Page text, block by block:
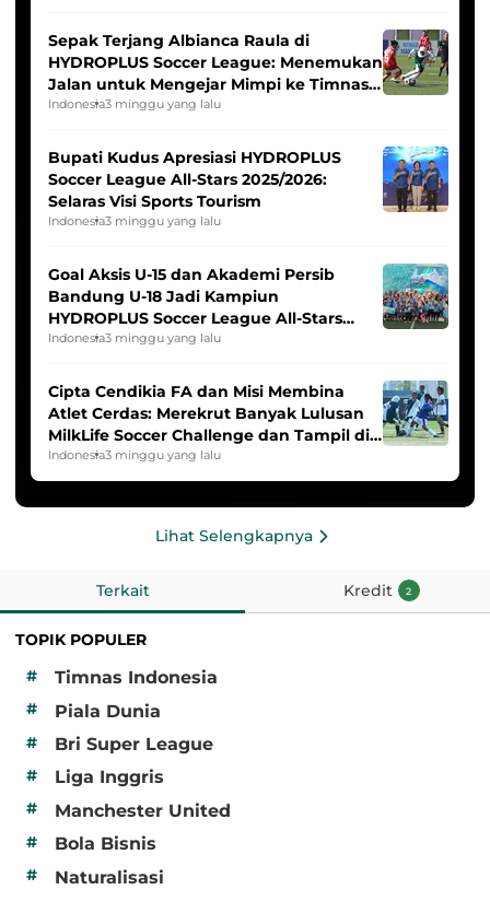
Sepak Terjang Albianca Raula di
HYDROPLUS Soccer League: Menemukan
Jalan untuk Mengejar Mimpi ke Timnas
Indonesia Putri
Indonesia3 minggu yang lalu
Bupati Kudus Apresiasi HYDROPLUS
Soccer League All-Stars 2025/2026:
Selaras Visi Sports Tourism
Indonesia3 minggu yang lalu
Goal Aksis U-15 dan Akademi Persib
Bandung U-18 Jadi Kampiun
HYDROPLUS Soccer League All-Stars
2025/2026
Indonesia3 minggu yang lalu
Cipta Cendikia FA dan Misi Membina
Atlet Cerdas: Merekrut Banyak Lulusan
MilkLife Soccer Challenge dan Tampil di
HYDROPLUS Soccer League
Indonesia3 minggu yang lalu
Lihat Selengkapnya
Terkait Kredit 2
TOPIK POPULER
#
Timnas Indonesia
# Piala Dunia
# Bri Super League
# Liga Inggris
# Manchester United
# Bola Bisnis
# Naturalisasi